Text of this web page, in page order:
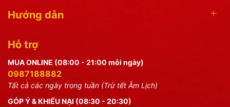
Hướng dẫn
Hỗ trợ
MUA ONLINE (08:00 - 21:00 mỗi ngày)
0987188882
Tất cả các ngày trong tuần (Trừ tết Âm Lịch)
GÓP Ý & KHIẾU NẠI (08:30 - 20:30)